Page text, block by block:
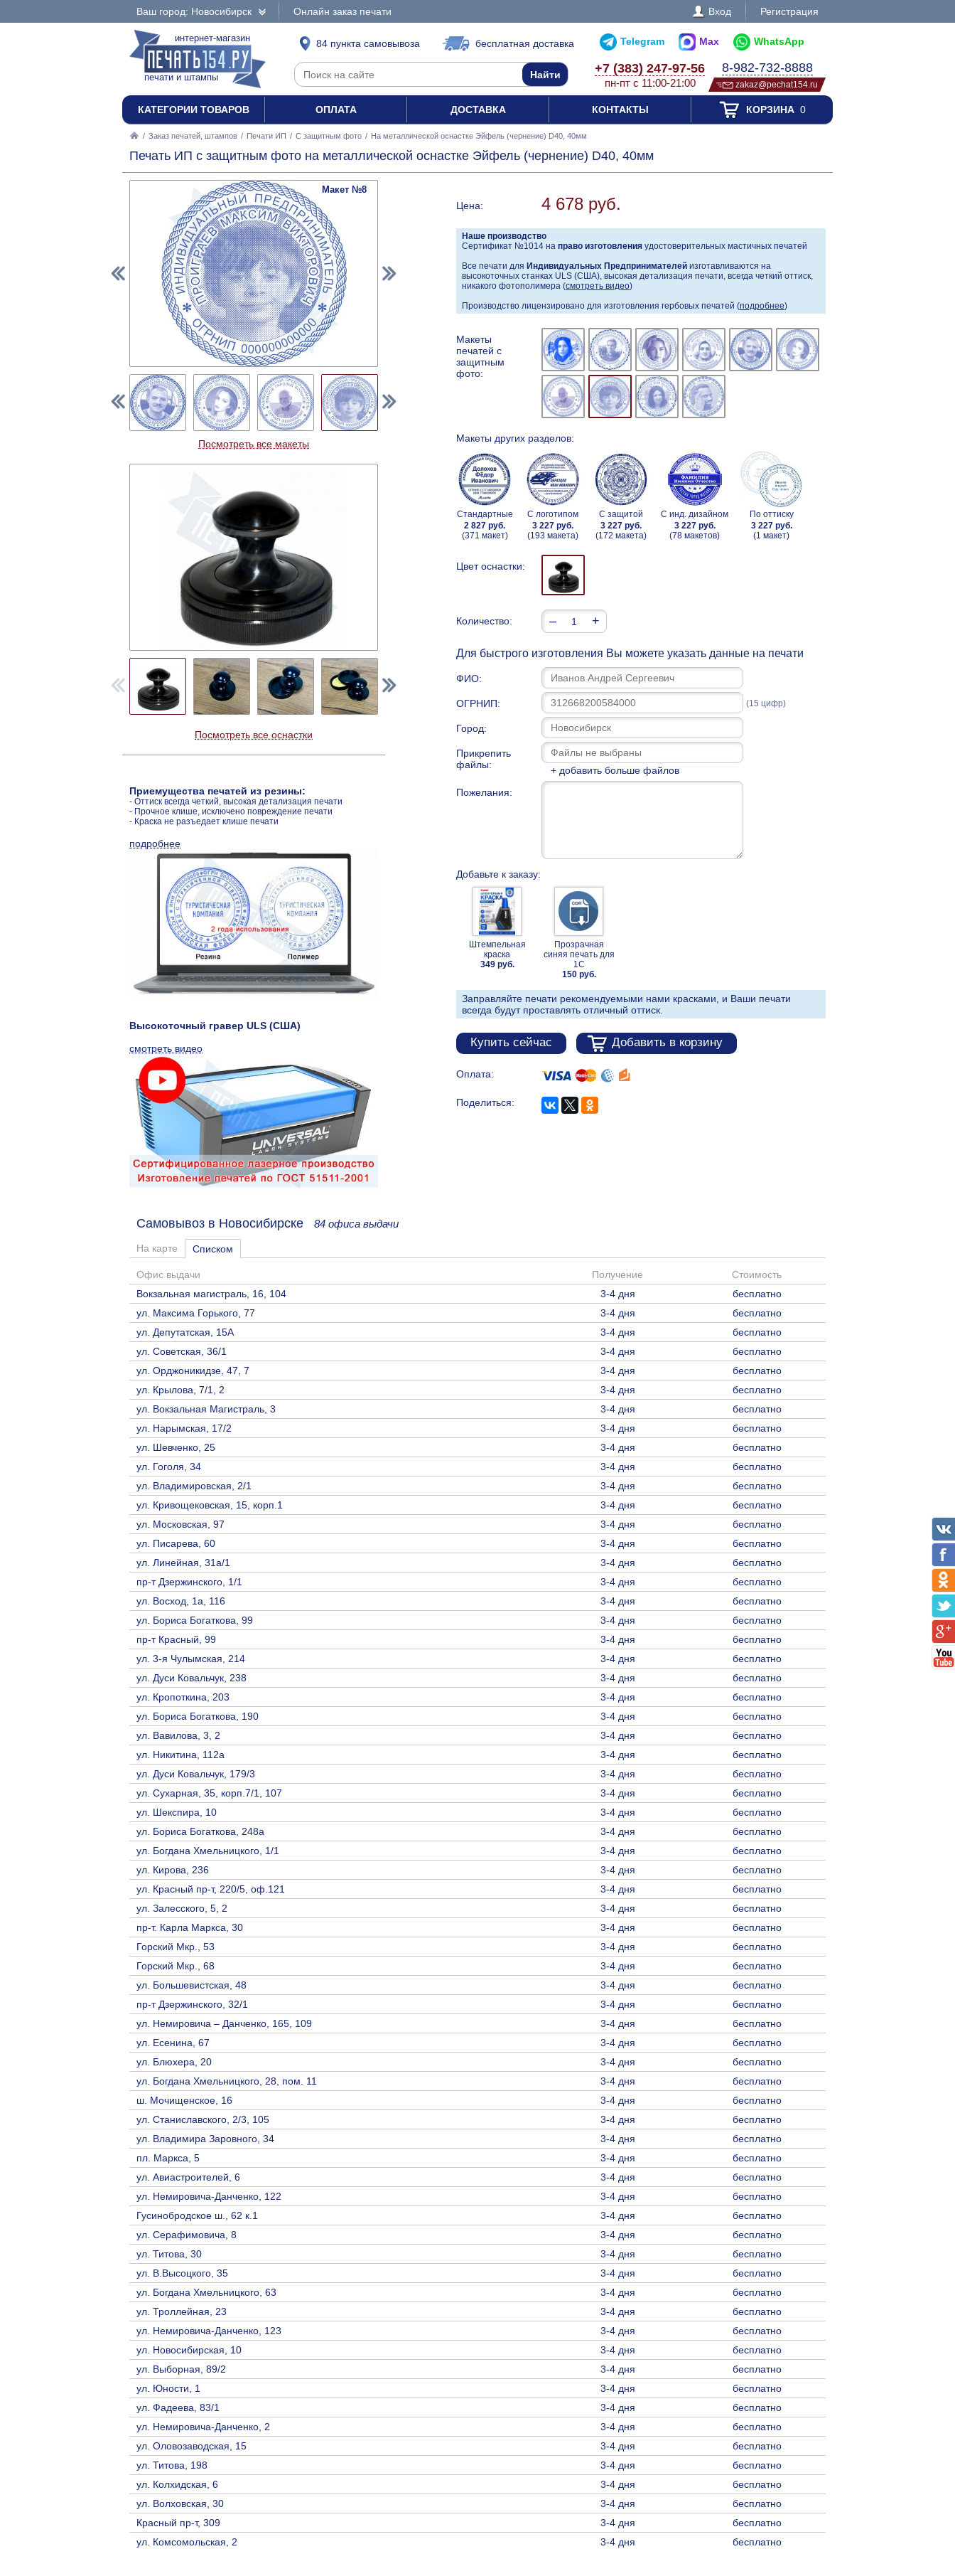
Ваш город: Новосибирск Онлайн заказ печати Вход Регистрация
интернет-магазин
печати и штампы
84 пункта самовывоза бесплатная доставка Telegram Max WhatsApp
+7 (383) 247-97-56
пн-пт с 11:00-21:00
8-982-732-8888
zakaz@pechat154.ru
КАТЕГОРИИ ТОВАРОВ ОПЛАТА ДОСТАВКА КОНТАКТЫ КОРЗИНА0
/ Заказ печатей, штампов / Печати ИП / С защитным фото / На металлической оснастке Эйфель (чернение) D40, 40мм
Печать ИП с защитным фото на металлической оснастке Эйфель (чернение) D40, 40мм
Цена: 4 678 руб.
Наше производство
Сертификат №1014 на право изготовления удостоверительных мастичных печатей
Все печати для Индивидуальных Предпринимателей изготавливаются на
высокоточных станках ULS (США), высокая детализация печати, всегда четкий оттиск,
никакого фотополимера (смотреть видео)
Производство лицензировано для изготовления гербовых печатей (подробнее)
Макеты
печатей с
защитным
фото:
Макеты других разделов:
Стандартные
2 827 руб.
(371 макет)
С логотипом
3 227 руб.
(193 макета)
С защитой
3 227 руб.
(172 макета)
С инд. дизайном
3 227 руб.
(78 макетов)
По оттиску
3 227 руб.
(1 макет)
Цвет оснастки:
Количество: – +
Для быстрого изготовления Вы можете указать данные на печати
ФИО:
ОГРНИП: (15 цифр)
Город:
Прикрепить
файлы:
+ добавить больше файлов
Пожелания:
Добавьте к заказу:
Штемпельная
краска
349 руб.
Прозрачная
синяя печать для
1С
150 руб.
Заправляйте печати рекомендуемыми нами красками, и Ваши печати
всегда будут проставлять отличный оттиск.
Купить сейчас Добавить в корзину
Оплата:
Поделиться:
Макет №8
Посмотреть все макеты
Посмотреть все оснастки
Приемущества печатей из резины:
- Оттиск всегда четкий, высокая детализация печати
- Прочное клише, исключено повреждение печати
- Краска не разъедает клише печати
подробнее
Высокоточный гравер ULS (США)
смотреть видео
Самовывоз в Новосибирске 84 офиса выдачи
На карте Списком
Офис выдачи Получение
Стоимость
Вокзальная магистраль, 16, 104
3-4 дня
бесплатно
ул. Максима Горького, 77
3-4 дня
бесплатно
ул. Депутатская, 15А
3-4 дня
бесплатно
ул. Советская, 36/1
3-4 дня
бесплатно
ул. Орджоникидзе, 47, 7
3-4 дня
бесплатно
ул. Крылова, 7/1, 2
3-4 дня
бесплатно
ул. Вокзальная Магистраль, 3
3-4 дня
бесплатно
ул. Нарымская, 17/2
3-4 дня
бесплатно
ул. Шевченко, 25
3-4 дня
бесплатно
ул. Гоголя, 34
3-4 дня
бесплатно
ул. Владимировская, 2/1
3-4 дня
бесплатно
ул. Кривощековская, 15, корп.1
3-4 дня
бесплатно
ул. Московская, 97
3-4 дня
бесплатно
ул. Писарева, 60
3-4 дня
бесплатно
ул. Линейная, 31а/1
3-4 дня
бесплатно
пр-т Дзержинского, 1/1
3-4 дня
бесплатно
ул. Восход, 1а, 116
3-4 дня
бесплатно
ул. Бориса Богаткова, 99
3-4 дня
бесплатно
пр-т Красный, 99
3-4 дня
бесплатно
ул. 3-я Чулымская, 214
3-4 дня
бесплатно
ул. Дуси Ковальчук, 238
3-4 дня
бесплатно
ул. Кропоткина, 203
3-4 дня
бесплатно
ул. Бориса Богаткова, 190
3-4 дня
бесплатно
ул. Вавилова, 3, 2
3-4 дня
бесплатно
ул. Никитина, 112а
3-4 дня
бесплатно
ул. Дуси Ковальчук, 179/3
3-4 дня
бесплатно
ул. Сухарная, 35, корп.7/1, 107
3-4 дня
бесплатно
ул. Шекспира, 10
3-4 дня
бесплатно
ул. Бориса Богаткова, 248а
3-4 дня
бесплатно
ул. Богдана Хмельницкого, 1/1
3-4 дня
бесплатно
ул. Кирова, 236
3-4 дня
бесплатно
ул. Красный пр-т, 220/5, оф.121
3-4 дня
бесплатно
ул. Залесского, 5, 2
3-4 дня
бесплатно
пр-т. Карла Маркса, 30
3-4 дня
бесплатно
Горский Мкр., 53
3-4 дня
бесплатно
Горский Мкр., 68
3-4 дня
бесплатно
ул. Большевистская, 48
3-4 дня
бесплатно
пр-т Дзержинского, 32/1
3-4 дня
бесплатно
ул. Немировича – Данченко, 165, 109
3-4 дня
бесплатно
ул. Есенина, 67
3-4 дня
бесплатно
ул. Блюхера, 20
3-4 дня
бесплатно
ул. Богдана Хмельницкого, 28, пом. 11
3-4 дня
бесплатно
ш. Мочищенское, 16
3-4 дня
бесплатно
ул. Станиславского, 2/3, 105
3-4 дня
бесплатно
ул. Владимира Заровного, 34
3-4 дня
бесплатно
пл. Маркса, 5
3-4 дня
бесплатно
ул. Авиастроителей, 6
3-4 дня
бесплатно
ул. Немировича-Данченко, 122
3-4 дня
бесплатно
Гусинобродское ш., 62 к.1
3-4 дня
бесплатно
ул. Серафимовича, 8
3-4 дня
бесплатно
ул. Титова, 30
3-4 дня
бесплатно
ул. В.Высоцкого, 35
3-4 дня
бесплатно
ул. Богдана Хмельницкого, 63
3-4 дня
бесплатно
ул. Троллейная, 23
3-4 дня
бесплатно
ул. Немировича-Данченко, 123
3-4 дня
бесплатно
ул. Новосибирская, 10
3-4 дня
бесплатно
ул. Выборная, 89/2
3-4 дня
бесплатно
ул. Юности, 1
3-4 дня
бесплатно
ул. Фадеева, 83/1
3-4 дня
бесплатно
ул. Немировича-Данченко, 2
3-4 дня
бесплатно
ул. Оловозаводская, 15
3-4 дня
бесплатно
ул. Титова, 198
3-4 дня
бесплатно
ул. Колхидская, 6
3-4 дня
бесплатно
ул. ​Волховская, 30
3-4 дня
бесплатно
Красный пр-т, 309
3-4 дня
бесплатно
ул. Комсомольская, 2
3-4 дня бесплатно